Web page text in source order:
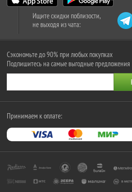
Ищите скидки поблизости,
не выходя из чата:
Сэкономьте до 90% при любых покупках
Подпишитесь на самые выгодные предложения
Принимаем к оплате: